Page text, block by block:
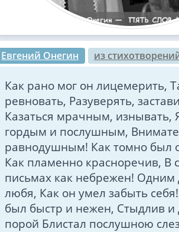
Евгений Онегин из
Как рано мог он лицемерить,
ревновать, Разуверять,
Казаться мрачным, изнывать,
гордым и послушным,
равнодушным! Как томно был
Как пламенно красноречив, В
письмах как небрежен!
любя, Как он умел забыть
был быстр и нежен, Стыдлив и
порой Блистал послушною